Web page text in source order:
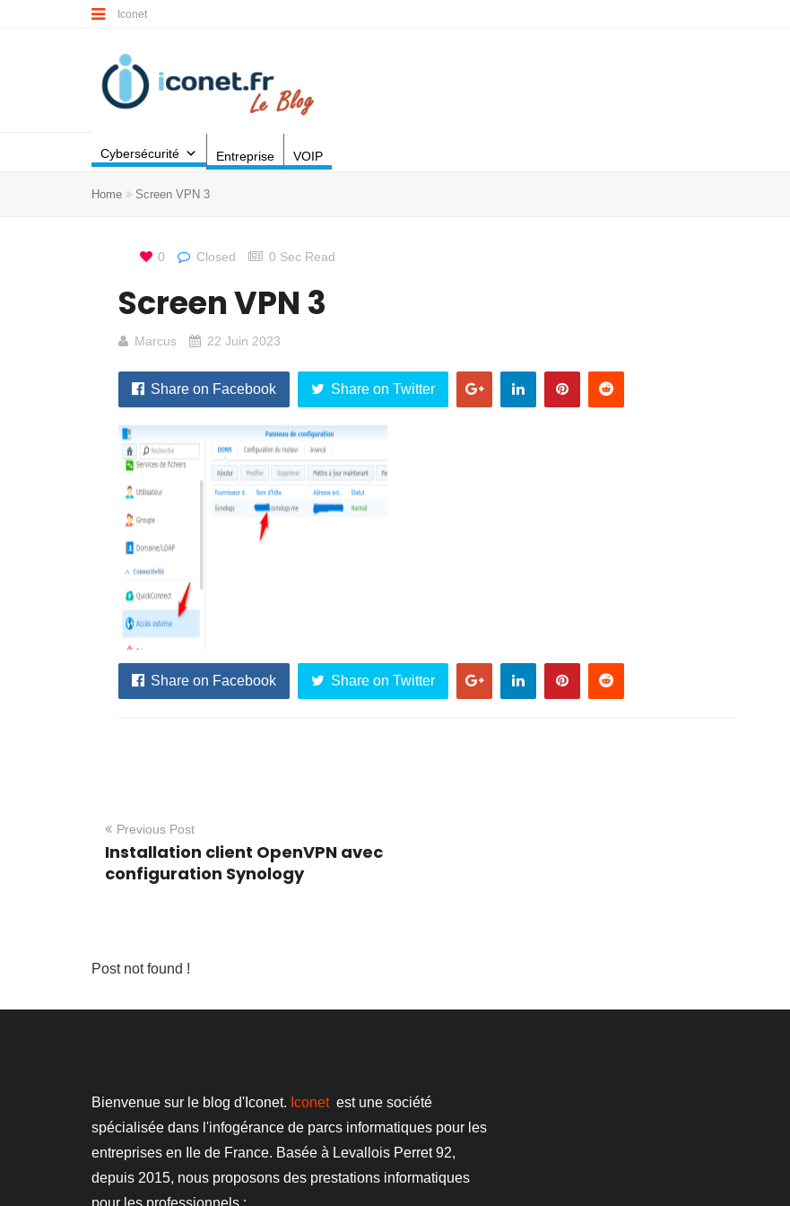
Iconet
Cybersécurité Entreprise VOIP
Home Screen VPN 3
0 Closed 0 Sec Read
Screen VPN 3
Marcus 22 Juin 2023
Share on Facebook Share on Twitter
Share on Facebook Share on Twitter
Previous Post
Installation client OpenVPN avec
configuration Synology
Post not found !
Bienvenue sur le blog d'Iconet. Iconet est une société
spécialisée dans l'infogérance de parcs informatiques pour les
entreprises en Ile de France. Basée à Levallois Perret 92,
depuis 2015, nous proposons des prestations informatiques
pour les professionnels :